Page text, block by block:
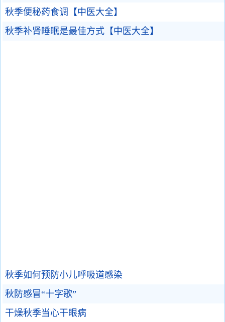
秋季便秘药食调【中医大全】
秋季补肾睡眠是最佳方式【中医大全】
秋季如何预防小儿呼吸道感染
秋防感冒“十字歌”
干燥秋季当心干眼病